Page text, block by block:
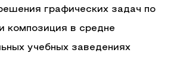
графических задач по
композиция в средне
учебных заведениях